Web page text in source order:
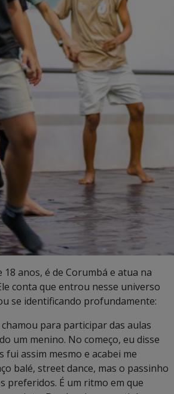
18 anos, é de Corumbá e atua na
conta que entrou nesse universo
se identificando profundamente:
para participar das aulas
um menino. No começo, eu disse
fui assim mesmo e acabei me
balé, street dance, mas o passinho
preferidos. É um ritmo em que